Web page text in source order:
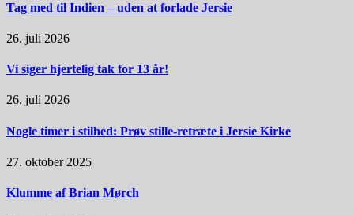
Tag med til Indien – uden at forlade Jersie
26. juli 2026
Vi siger hjertelig tak for 13 år!
26. juli 2026
Nogle timer i stilhed: Prøv stille-retræte i Jersie Kirke
27. oktober 2025
Klumme af Brian Mørch